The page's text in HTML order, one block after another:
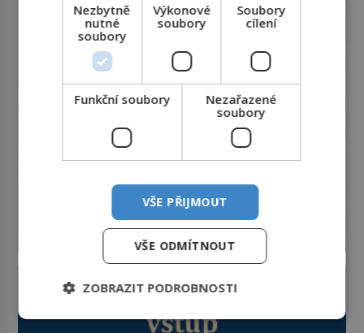
ovládaný muž? Marcus Aurelius byl
zastáncem stoicismu, učení, […]
Nezbytně
nutné
soubory
Výkonové
soubory
Soubory
cílení
Funkční soubory
Nezařazené
soubory
VŠE PŘIJMOUT
VŠE ODMÍTNOUT
ZOBRAZIT PODROBNOSTI